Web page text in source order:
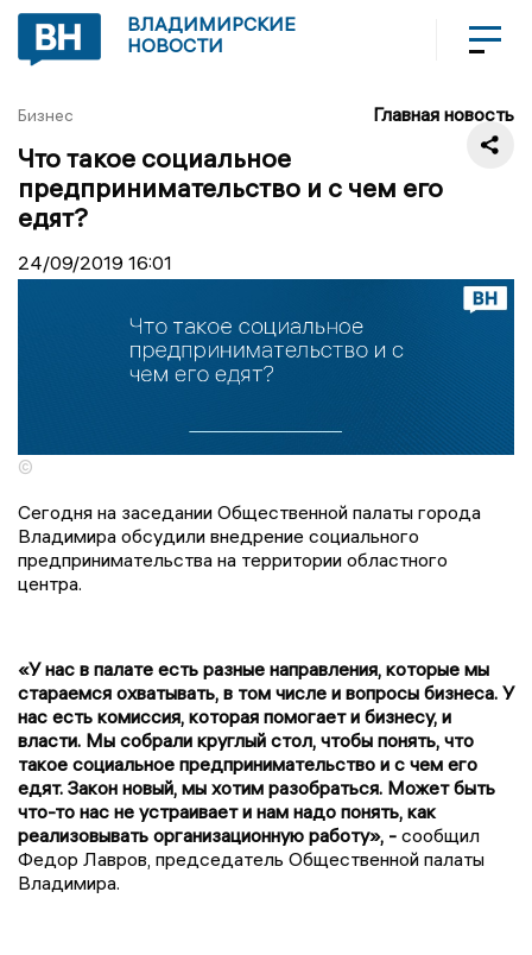
ВЛАДИМИРСКИЕ
НОВОСТИ
Бизнес Главная новость
Что такое социальное
предпринимательство и с чем его
едят?
24/09/2019 16:01
©
Сегодня на заседании Общественной палаты города
Владимира обсудили внедрение социального
предпринимательства на территории областного
центра.
«У нас в палате есть разные направления, которые мы
стараемся охватывать, в том числе и вопросы бизнеса. У
нас есть комиссия, которая помогает и бизнесу, и
власти. Мы собрали круглый стол, чтобы понять, что
такое социальное предпринимательство и с чем его
едят. Закон новый, мы хотим разобраться. Может быть
что-то нас не устраивает и нам надо понять, как
реализовывать организационную работу», - сообщил
Федор Лавров, председатель Общественной палаты
Владимира.